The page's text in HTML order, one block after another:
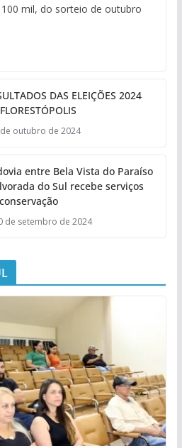
mil, do sorteio de outubro
DAS ELEIÇÕES 2024
outubro de 2024
entre Bela Vista do Paraíso
do Sul recebe serviços
de setembro de 2024